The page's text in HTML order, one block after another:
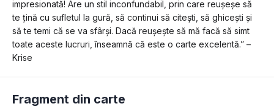
impresionată! Are un stil inconfundabil, prin care reușeșe să
te țină cu sufletul la gură, să continui să citești, să ghicești și
să te temi că se va sfârși. Dacă reușește să mă facă să simt
toate aceste lucruri, înseamnă că este o carte excelentă.” –
Krise
Fragment din carte